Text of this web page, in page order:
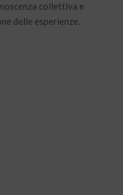
collettiva e
delle esperienze.